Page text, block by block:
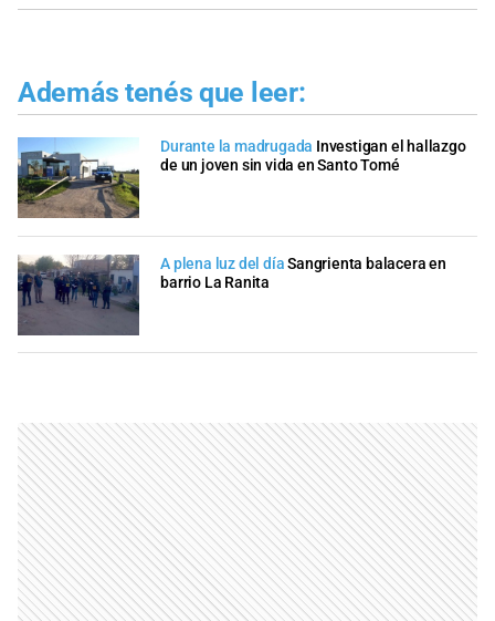
Además tenés que leer:
Durante la madrugada Investigan el hallazgo
de un joven sin vida en Santo Tomé
A plena luz del díaSangrienta balacera en
barrio La Ranita